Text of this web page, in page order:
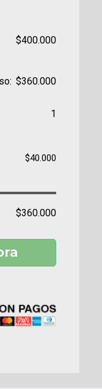
$400.000
$360.000
1
$40.000
$360.000